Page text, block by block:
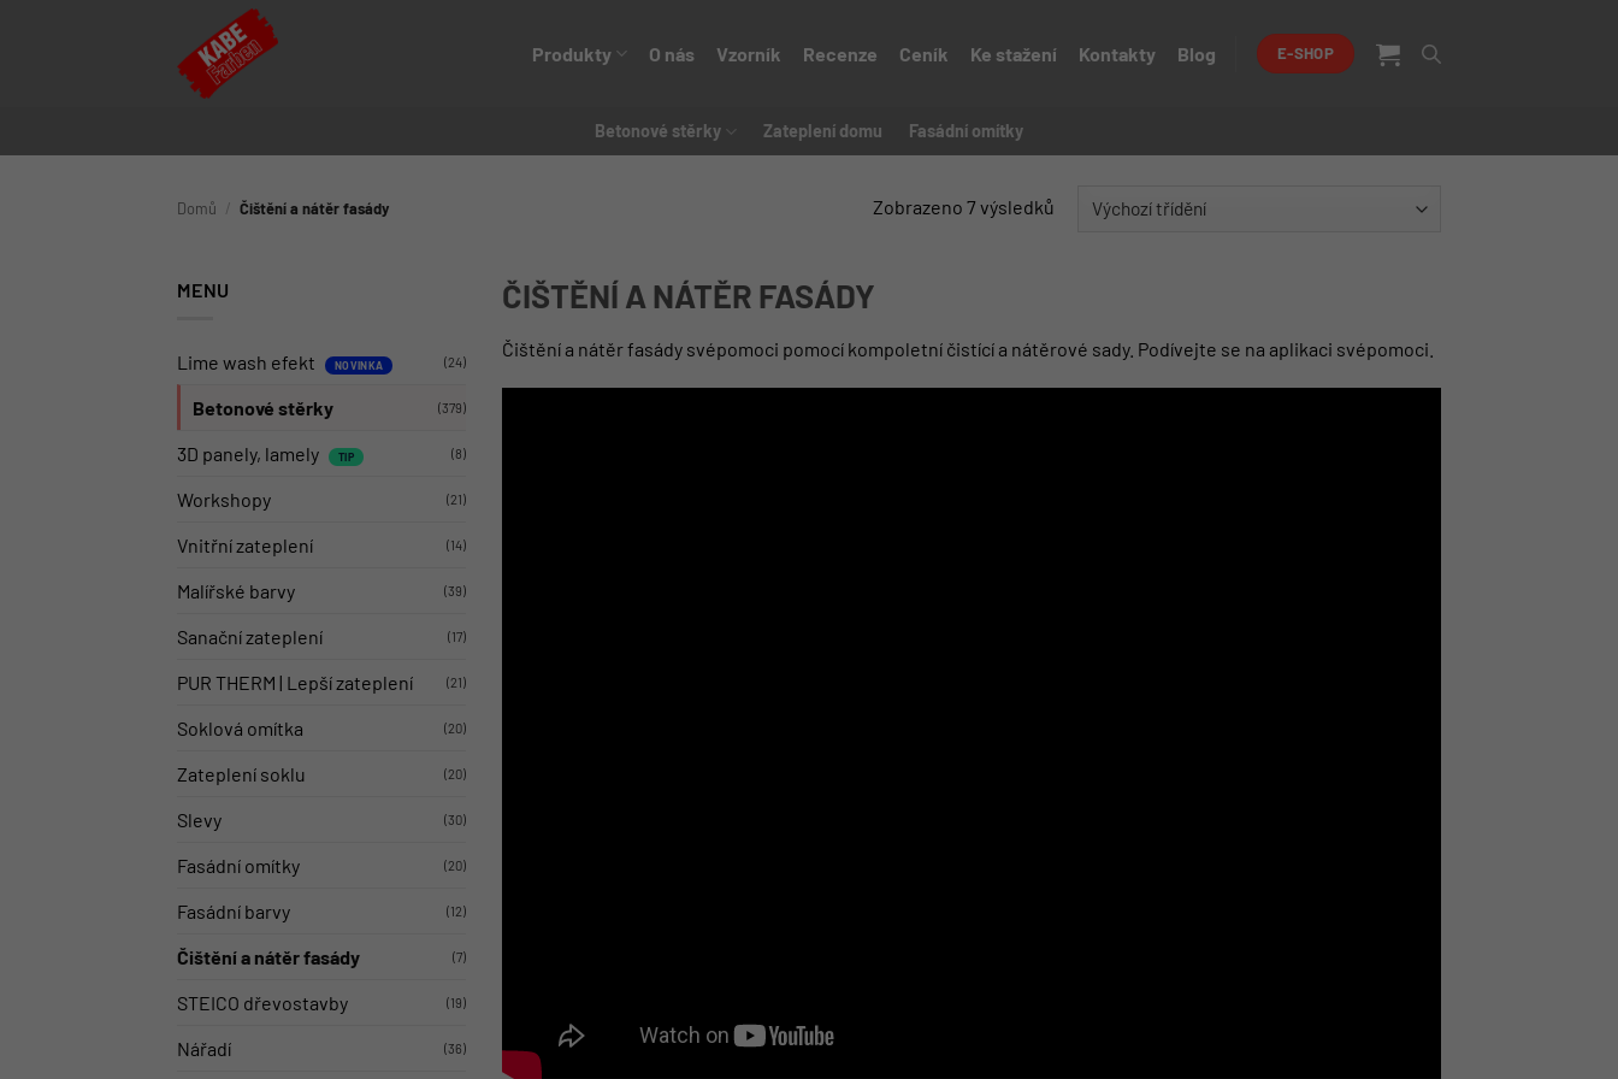
Produkty O nás Vzorník Recenze Ceník Ke stažení Kontakty Blog E-SHOP
Betonové stěrky Zateplení domu Fasádní omítky
Domů / Čištění a nátěr fasády Zobrazeno 7 výsledků
MENU
Lime wash efekt (24)
Betonové stěrky (379)
3D panely, lamely (8)
Workshopy (21)
Vnitřní zateplení (14)
Malířské barvy (39)
Sanační zateplení (17)
PUR THERM | Lepší zateplení (21)
Soklová omítka (20)
Zateplení soklu (20)
Slevy (30)
Fasádní omítky (20)
Fasádní barvy (12)
Čištění a nátěr fasády (7)
STEICO dřevostavby (19)
Nářadí (36)
ČIŠTĚNÍ A NÁTĚR FASÁDY
Čištění a nátěr fasády svépomoci pomocí kompoletní čistící a nátěrové sady. Podívejte se na aplikaci svépomoci.